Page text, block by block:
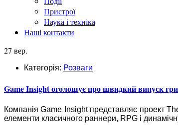
Пристрої
Наука і техніка
Наші контакти
27 вер.
Категорія: Розваги
Game Insight оголошує про швидкий випуск
Компанія Game Insight представляє проект
елементи класичного раннери, RPG і